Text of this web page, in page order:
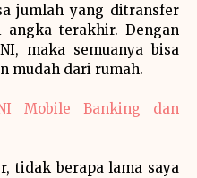
jumlah yang ditransfer
angka terakhir. Dengan
maka semuanya bisa
mudah dari rumah.
Mobile Banking dan
tidak berapa lama saya